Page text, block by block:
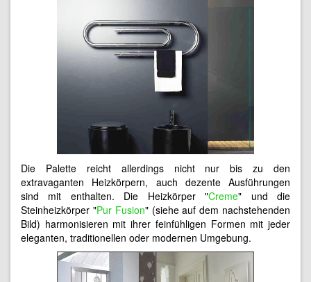
Die Palette reicht allerdings nicht nur bis zu den
extravaganten Heizkörpern, auch dezente Ausführungen
sind mit enthalten. Die Heizkörper "Creme" und die
Steinheizkörper "Pur Fusion" (siehe auf dem nachstehenden
Bild) harmonisieren mit ihrer feinfühligen Formen mit jeder
eleganten, traditionellen oder modernen Umgebung.